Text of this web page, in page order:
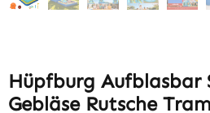
Hüpfburg Aufblasbar
Gebläse Rutsche